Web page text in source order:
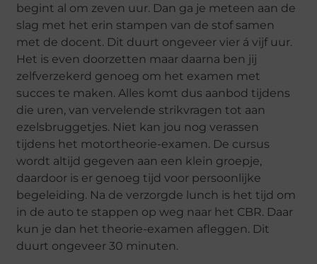
begint al om zeven uur. Dan ga je meteen aan de
slag met het erin stampen van de stof samen
met de docent. Dit duurt ongeveer vier á vijf uur.
Het is even doorzetten maar daarna ben jij
zelfverzekerd genoeg om het examen met
succes te maken. Alles komt dus aanbod tijdens
die uren, van vervelende strikvragen tot aan
ezelsbruggetjes. Niet kan jou nog verassen
tijdens het motortheorie-examen. De cursus
wordt altijd gegeven aan een klein groepje,
daardoor is er genoeg tijd voor persoonlijke
begeleiding. Na de verzorgde lunch is het tijd om
in de auto te stappen op weg naar het CBR. Daar
kun je dan het theorie-examen afleggen. Dit
duurt ongeveer 30 minuten.